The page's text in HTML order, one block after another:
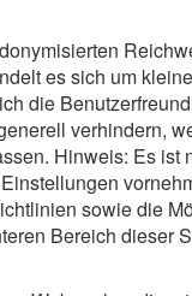
es sich um
die
verhindern,
Hinweis: Es
sowie die
Bereich dieser